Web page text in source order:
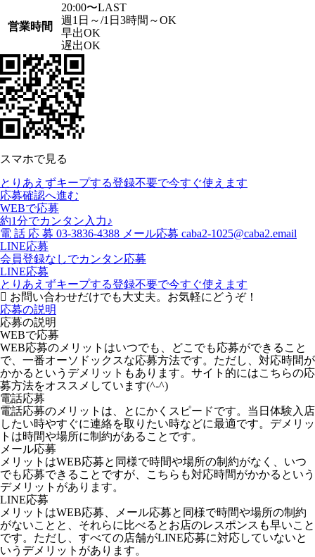
営業時間
20:00〜LAST
週1日～/1日3時間～OK
早出OK
遅出OK
スマホで見る
とりあえずキープする登録不要で今すぐ使えます
応募確認へ進む
WEBで応募
約1分でカンタン入力♪
電 話 応 募 03-3836-4388 メール応募 caba2-1025@caba2.email
LINE応募
会員登録なしでカンタン応募
LINE応募
とりあえずキープする登録不要で今すぐ使えます
お問い合わせだけでも大丈夫。お気軽にどうぞ！
応募の説明
応募の説明
WEBで応募
WEB応募のメリットはいつでも、どこでも応募ができること
で、一番オーソドックスな応募方法です。ただし、対応時間が
かかるというデメリットもあります。サイト的にはこちらの応
募方法をオススメしています(^-^)
電話応募
電話応募のメリットは、とにかくスピードです。当日体験入店
したい時やすぐに連絡を取りたい時などに最適です。デメリッ
トは時間や場所に制約があることです。
メール応募
メリットはWEB応募と同様で時間や場所の制約がなく、いつ
でも応募できることですが、こちらも対応時間がかかるという
デメリットがあります。
LINE応募
メリットはWEB応募、メール応募と同様で時間や場所の制約
がないことと、それらに比べるとお店のレスポンスも早いこと
です。ただし、すべての店舗がLINE応募に対応していないと
いうデメリットがあります。